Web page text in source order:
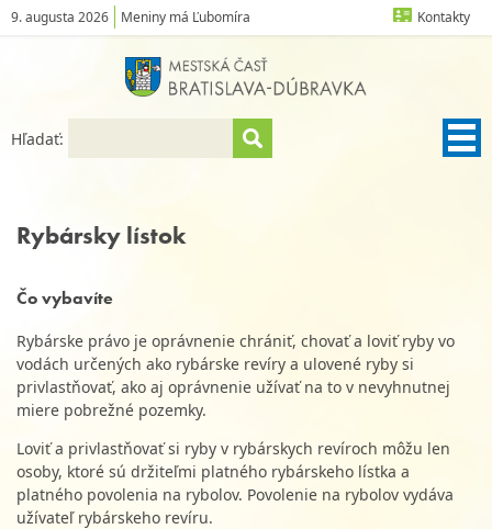
9. augusta 2026 Meniny má Ľubomíra Kontakty
Hľadať:
Rybársky lístok
Čo vybavíte
Rybárske právo je oprávnenie chrániť, chovať a loviť ryby vo
vodách určených ako rybárske revíry a ulovené ryby si
privlastňovať, ako aj oprávnenie užívať na to v nevyhnutnej
miere pobrežné pozemky.
Loviť a privlastňovať si ryby v rybárskych revíroch môžu len
osoby, ktoré sú držiteľmi platného rybárskeho lístka a
platného povolenia na rybolov. Povolenie na rybolov vydáva
užívateľ rybárskeho revíru.